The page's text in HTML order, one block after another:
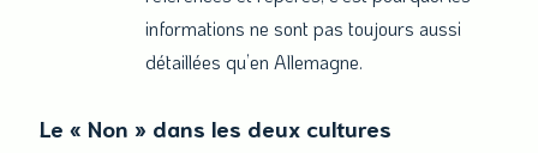
informations ne sont pas toujours aussi
détaillées qu’en Allemagne.
Le « Non » dans les deux cultures